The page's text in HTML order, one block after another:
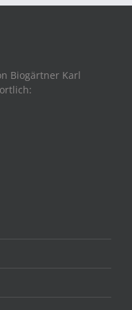
Biogärtner Karl